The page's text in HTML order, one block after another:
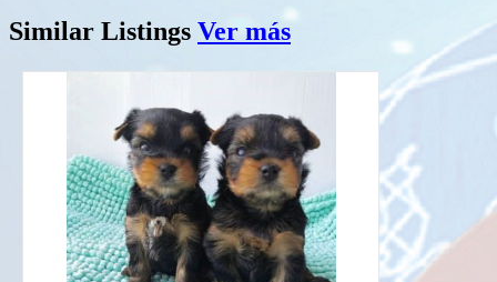
Similar Listings Ver más